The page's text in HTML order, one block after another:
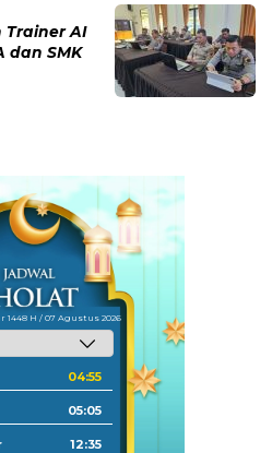
Trainer AI
dan SMK
1448 H / 07 Agustus 2026
04:55
05:05
12:35